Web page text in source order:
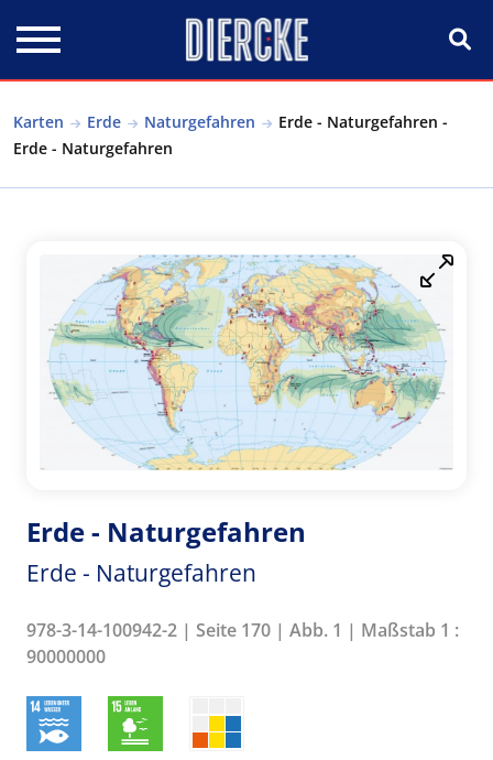
Karten Erde Naturgefahren
Erde - Naturgefahren -
Erde - Naturgefahren
Erde - Naturgefahren
Erde - Naturgefahren
978-3-14-100942-2 | Seite 170 | Abb. 1 | Maßstab 1 :
90000000